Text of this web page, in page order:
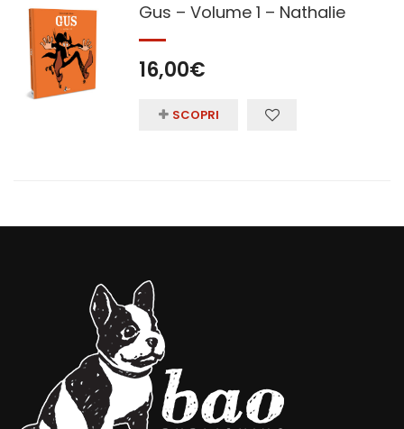
Gus – Volume 1 – Nathalie
16,00€
SCOPRI